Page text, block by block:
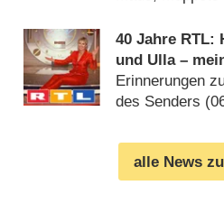
40 Jahre RTL:
und Ulla –
der 90er
Erinnerungen
des Senders (
alle News